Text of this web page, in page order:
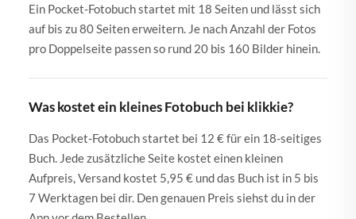
Ein Pocket-Fotobuch startet mit 18 Seiten und lässt sich
auf bis zu 80 Seiten erweitern. Je nach Anzahl der Fotos
pro Doppelseite passen so rund 20 bis 160 Bilder hinein.
Was kostet ein kleines Fotobuch bei klikkie?
Das Pocket-Fotobuch startet bei 12 € für ein 18-seitiges
Buch. Jede zusätzliche Seite kostet einen kleinen
Aufpreis, Versand kostet 5,95 € und das Buch ist in 5 bis
7 Werktagen bei dir. Den genauen Preis siehst du in der